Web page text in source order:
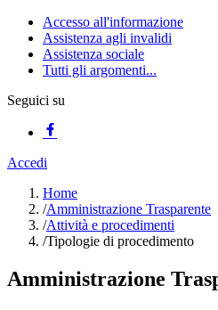
Accesso all'informazione
Assistenza agli invalidi
Assistenza sociale
Tutti gli argomenti...
Seguici su
Accedi
Home
/Amministrazione Trasparente
/Attività e procedimenti
/Tipologie di procedimento
Amministrazione